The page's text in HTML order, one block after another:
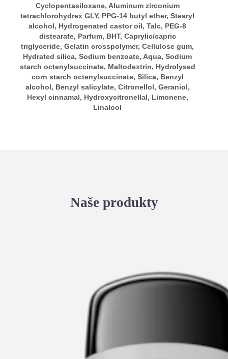
Cyclopentasiloxane, Aluminum zirconium
tetrachlorohydrex GLY, PPG-14 butyl ether, Stearyl
alcohol, Hydrogenated castor oil, Talc, PEG-8
distearate, Parfum, BHT, Caprylic/capric
triglyceride, Gelatin crosspolymer, Cellulose gum,
Hydrated silica, Sodium benzoate, Aqua, Sodium
starch octenylsuccinate, Maltodextrin, Hydrolysed
corn starch octenylsuccinate, Silica, Benzyl
alcohol, Benzyl salicylate, Citronellol, Geraniol,
Hexyl cinnamal, Hydroxycitronellal, Limonene,
Linalool
Naše produkty